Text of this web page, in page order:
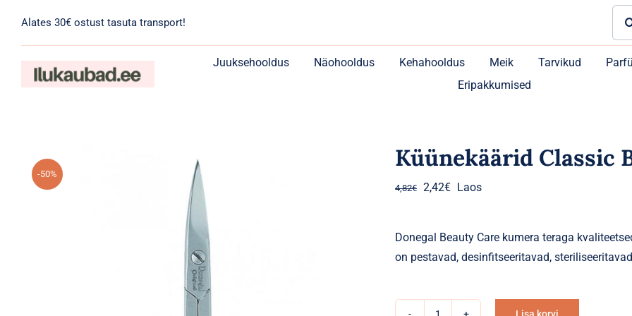
content
Alates 30€ ostust tasuta transport!
Juuksehooldus Näohooldus Kehahooldus Meik Tarvikud
Eripakkumised
-50%
Küünekäärid Classic
4,82€ Algne
4,82€.
2,42€Praegune
2,42€.
Laos
Donegal Beauty Care kumera teraga
on pestavad, desinfitseeritavad,
Lisa korvi